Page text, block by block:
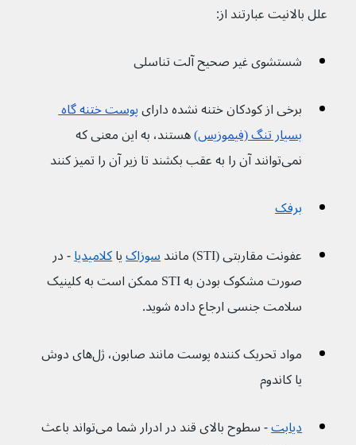
علل بالانیت عبارتند از:
شستشوی غیر صحیح آلت تناسلی
برخی از کودکان ختنه نشده دارای پوست ختنه گاه
بسیار تنگ (فیموزیس) هستند، به این معنی که
نمی‌توانند آن را به عقب بکشند تا زیر آن را تمیز کنند
برفک
عفونت مقاربتی (STI) مانند
سوزاک یا کلامیدیا - در
صورت مشکوک بودن به STI ممکن است به کلینیک
سلامت جنسی ارجاع داده شوید.
مواد تحریک کننده پوست مانند صابون، ژل‌های دوش
یا کاندوم
دیابت
- سطوح بالای قند در ادرار شما می‌تواند باعث